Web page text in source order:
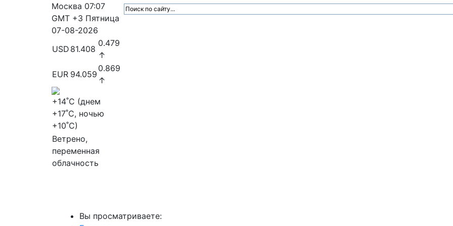
Москва 07:07
GMT +3 Пятница
07-08-2026
USD 81.408
0.479
↑
EUR 94.059
0.869
↑
+14˚C (днем
+17˚C, ночью
+10˚C)
Ветрено,
переменная
облачность
Вы просматриваете: